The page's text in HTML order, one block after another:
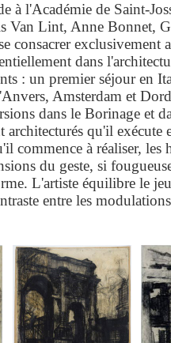
à l'Académie de Saint-
Van Lint, Anne Bonnet,
consacrer exclusivement
dans
: un premier séjour en
Amsterdam et
dans le Borinage et
architecturés qu'il exécute
commence à réaliser, les
du geste, si
L'artiste équilibre le
entre les